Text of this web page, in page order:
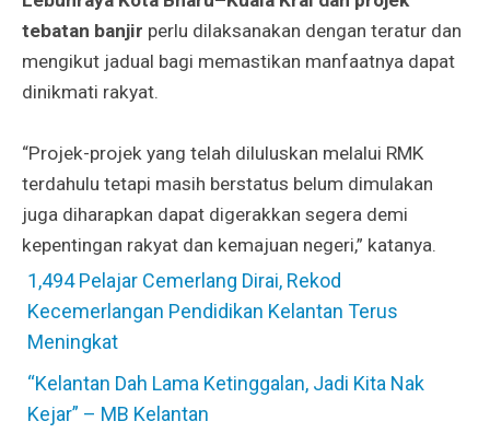
tebatan banjir perlu dilaksanakan dengan teratur dan
mengikut jadual bagi memastikan manfaatnya dapat
dinikmati rakyat.
“Projek-projek yang telah diluluskan melalui RMK
terdahulu tetapi masih berstatus belum dimulakan
juga diharapkan dapat digerakkan segera demi
kepentingan rakyat dan kemajuan negeri,” katanya.
1,494 Pelajar Cemerlang Dirai, Rekod
Kecemerlangan Pendidikan Kelantan Terus
Meningkat
“Kelantan Dah Lama Ketinggalan, Jadi Kita Nak
Kejar” – MB Kelantan